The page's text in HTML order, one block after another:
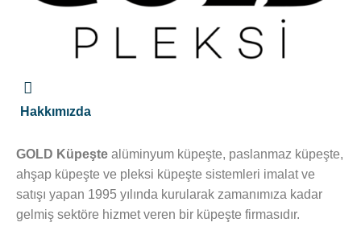
Hakkımızda
GOLD Küpeşte alüminyum küpeşte, paslanmaz küpeşte,
ahşap küpeşte ve pleksi küpeşte sistemleri imalat ve
satışı yapan 1995 yılında kurularak zamanımıza kadar
gelmiş sektöre hizmet veren bir küpeşte firmasıdır.